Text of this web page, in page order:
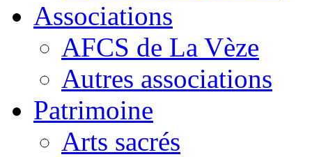
Associations
AFCS de La Vèze
Autres associations
Patrimoine
Arts sacrés